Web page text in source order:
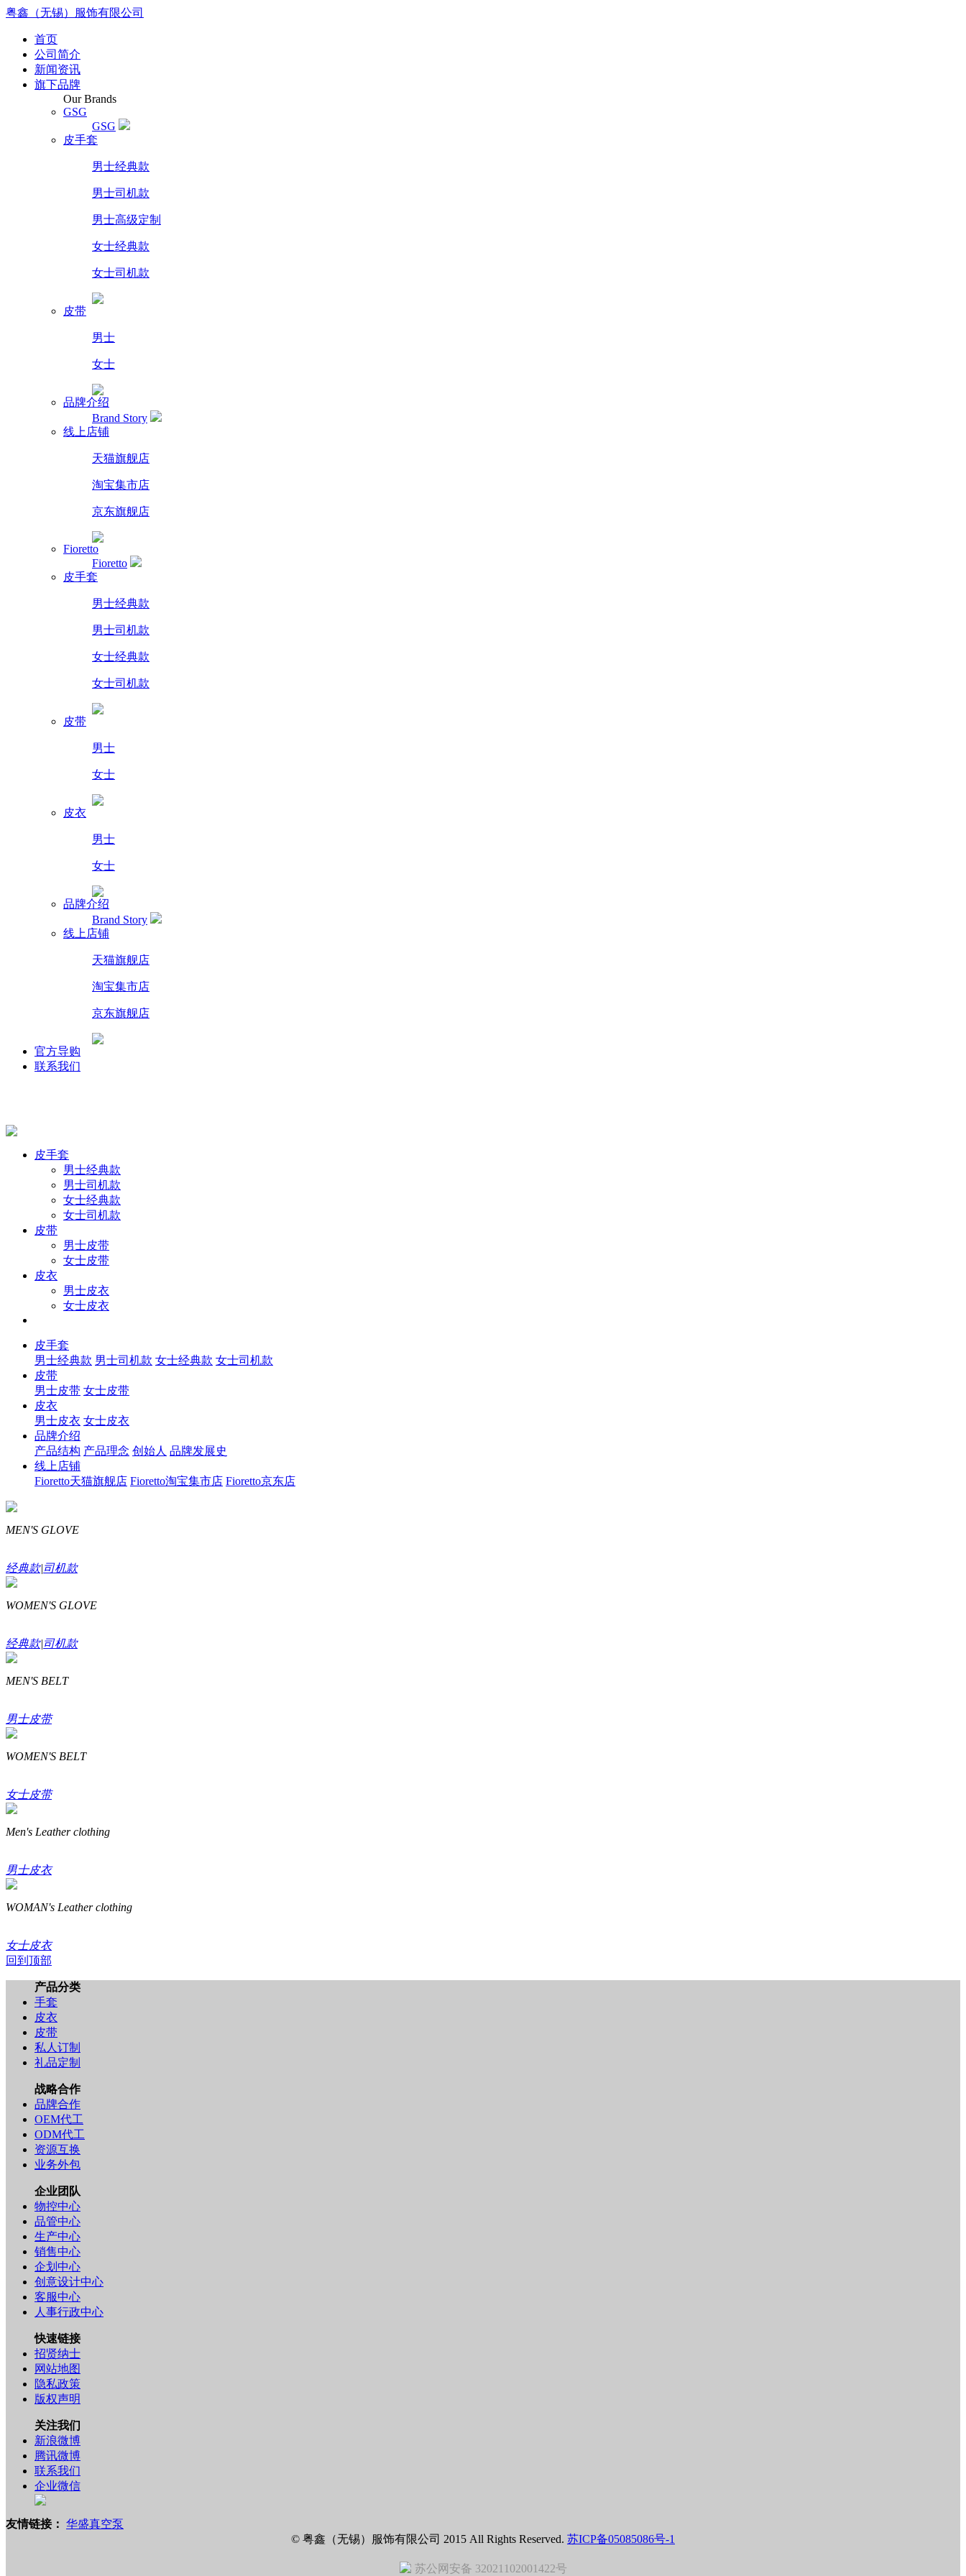
粤鑫（无锡）服饰有限公司
首页
公司简介
新闻资讯
旗下品牌
Our Brands
GSG
GSG
皮手套
男士经典款
男士司机款
男士高级定制
女士经典款
女士司机款
皮带
男士
女士
品牌介绍
Brand Story
线上店铺
天猫旗舰店
淘宝集市店
京东旗舰店
Fioretto
Fioretto
皮手套
男士经典款
男士司机款
女士经典款
女士司机款
皮带
男士
女士
皮衣
男士
女士
品牌介绍
Brand Story
线上店铺
天猫旗舰店
淘宝集市店
京东旗舰店
官方导购
联系我们
皮手套
男士经典款
男士司机款
女士经典款
女士司机款
皮带
男士皮带
女士皮带
皮衣
男士皮衣
女士皮衣
皮手套
男士经典款 男士司机款 女士经典款 女士司机款
皮带
男士皮带 女士皮带
皮衣
男士皮衣 女士皮衣
品牌介绍
产品结构 产品理念 创始人 品牌发展史
线上店铺
Fioretto天猫旗舰店 Fioretto淘宝集市店 Fioretto京东店
MEN'S GLOVE
经典款|司机款
WOMEN'S GLOVE
经典款|司机款
MEN'S BELT
男士皮带
WOMEN'S BELT
女士皮带
Men's Leather clothing
男士皮衣
WOMAN's Leather clothing
女士皮衣
回到顶部
产品分类
手套
皮衣
皮带
私人订制
礼品定制
战略合作
品牌合作
OEM代工
ODM代工
资源互换
业务外包
企业团队
物控中心
品管中心
生产中心
销售中心
企划中心
创意设计中心
客服中心
人事行政中心
快速链接
招贤纳士
网站地图
隐私政策
版权声明
关注我们
新浪微博
腾讯微博
联系我们
企业微信
友情链接： 华盛真空泵
© 粤鑫（无锡）服饰有限公司 2015 All Rights Reserved. 苏ICP备05085086号-1
苏公网安备 32021102001422号